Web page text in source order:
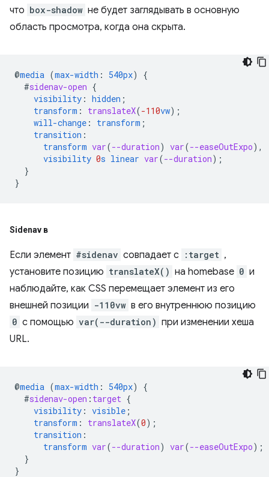
что box-shadow не будет заглядывать в основную
область просмотра, когда она скрыта.
@media (max-width : 540px)
{
#sidenav-open {
visibility : hidden ;
transform : translateX(-110vw);
will-change : transform ;
transition :
transform var(--duration) var(--easeOutExpo),
visibility 0s linear var(--duration);
}
}
Sidenav в
Если элемент #sidenav совпадает с :target ,
установите позицию translateX() на homebase 0 и
наблюдайте, как CSS перемещает элемент из его
внешней позиции -110vw в его внутреннюю позицию
0 с помощью var(--duration) при изменении хеша
URL.
@media (max-width : 540px)
{
#sidenav-open : target {
visibility : visible ;
transform : translateX(0);
transition :
transform var(--duration) var(--easeOutExpo);
}
}